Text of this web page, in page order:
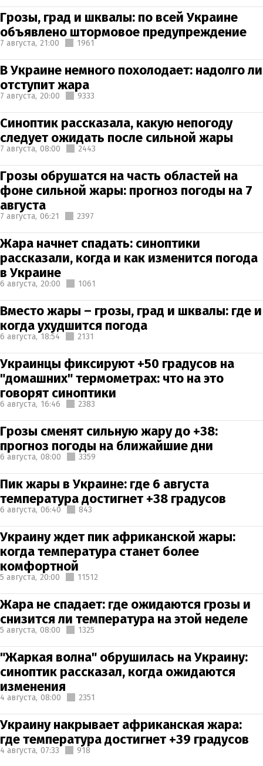
Грозы, град и шквалы: по всей Украине
объявлено штормовое предупреждение
7 августа, 21:00 1961
В Украине немного похолодает: надолго ли
отступит жара
7 августа, 20:00 9333
Синоптик рассказала, какую непогоду
следует ожидать после сильной жары
7 августа, 08:00 2443
Грозы обрушатся на часть областей на
фоне сильной жары: прогноз погоды на 7
августа
7 августа, 06:21 2397
Жара начнет спадать: синоптики
рассказали, когда и как изменится погода
в Украине
6 августа, 20:00 1061
Вместо жары – грозы, град и шквалы: где и
когда ухудшится погода
6 августа, 18:54 2131
Украинцы фиксируют +50 градусов на
"домашних" термометрах: что на это
говорят синоптики
6 августа, 16:46 2383
Грозы сменят сильную жару до +38:
прогноз погоды на ближайшие дни
6 августа, 08:00 3359
Пик жары в Украине: где 6 августа
температура достигнет +38 градусов
6 августа, 06:40 843
Украину ждет пик африканской жары:
когда температура станет более
комфортной
5 августа, 20:00 11512
Жара не спадает: где ожидаются грозы и
снизится ли температура на этой неделе
5 августа, 08:00 1325
"Жаркая волна" обрушилась на Украину:
синоптик рассказал, когда ожидаются
изменения
4 августа, 08:00 2351
Украину накрывает африканская жара:
где температура достигнет +39 градусов
4 августа, 07:33 918